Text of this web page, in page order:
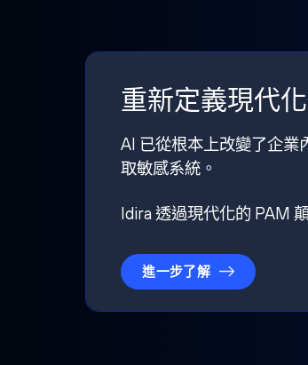
重新定義現代
AI 已從根本上改變了企業
取敏感系統。
Idira 透過現代化的 PAM
進一步了解